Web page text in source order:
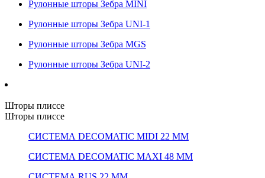
Рулонные шторы Зебра MINI
Рулонные шторы Зебра UNI-1
Рулонные шторы Зебра MGS
Рулонные шторы Зебра UNI-2
Шторы плиссе
Шторы плиссе
СИСТЕМА DECOMATIC MIDI 22 ММ
СИСТЕМА DECOMATIC MAXI 48 ММ